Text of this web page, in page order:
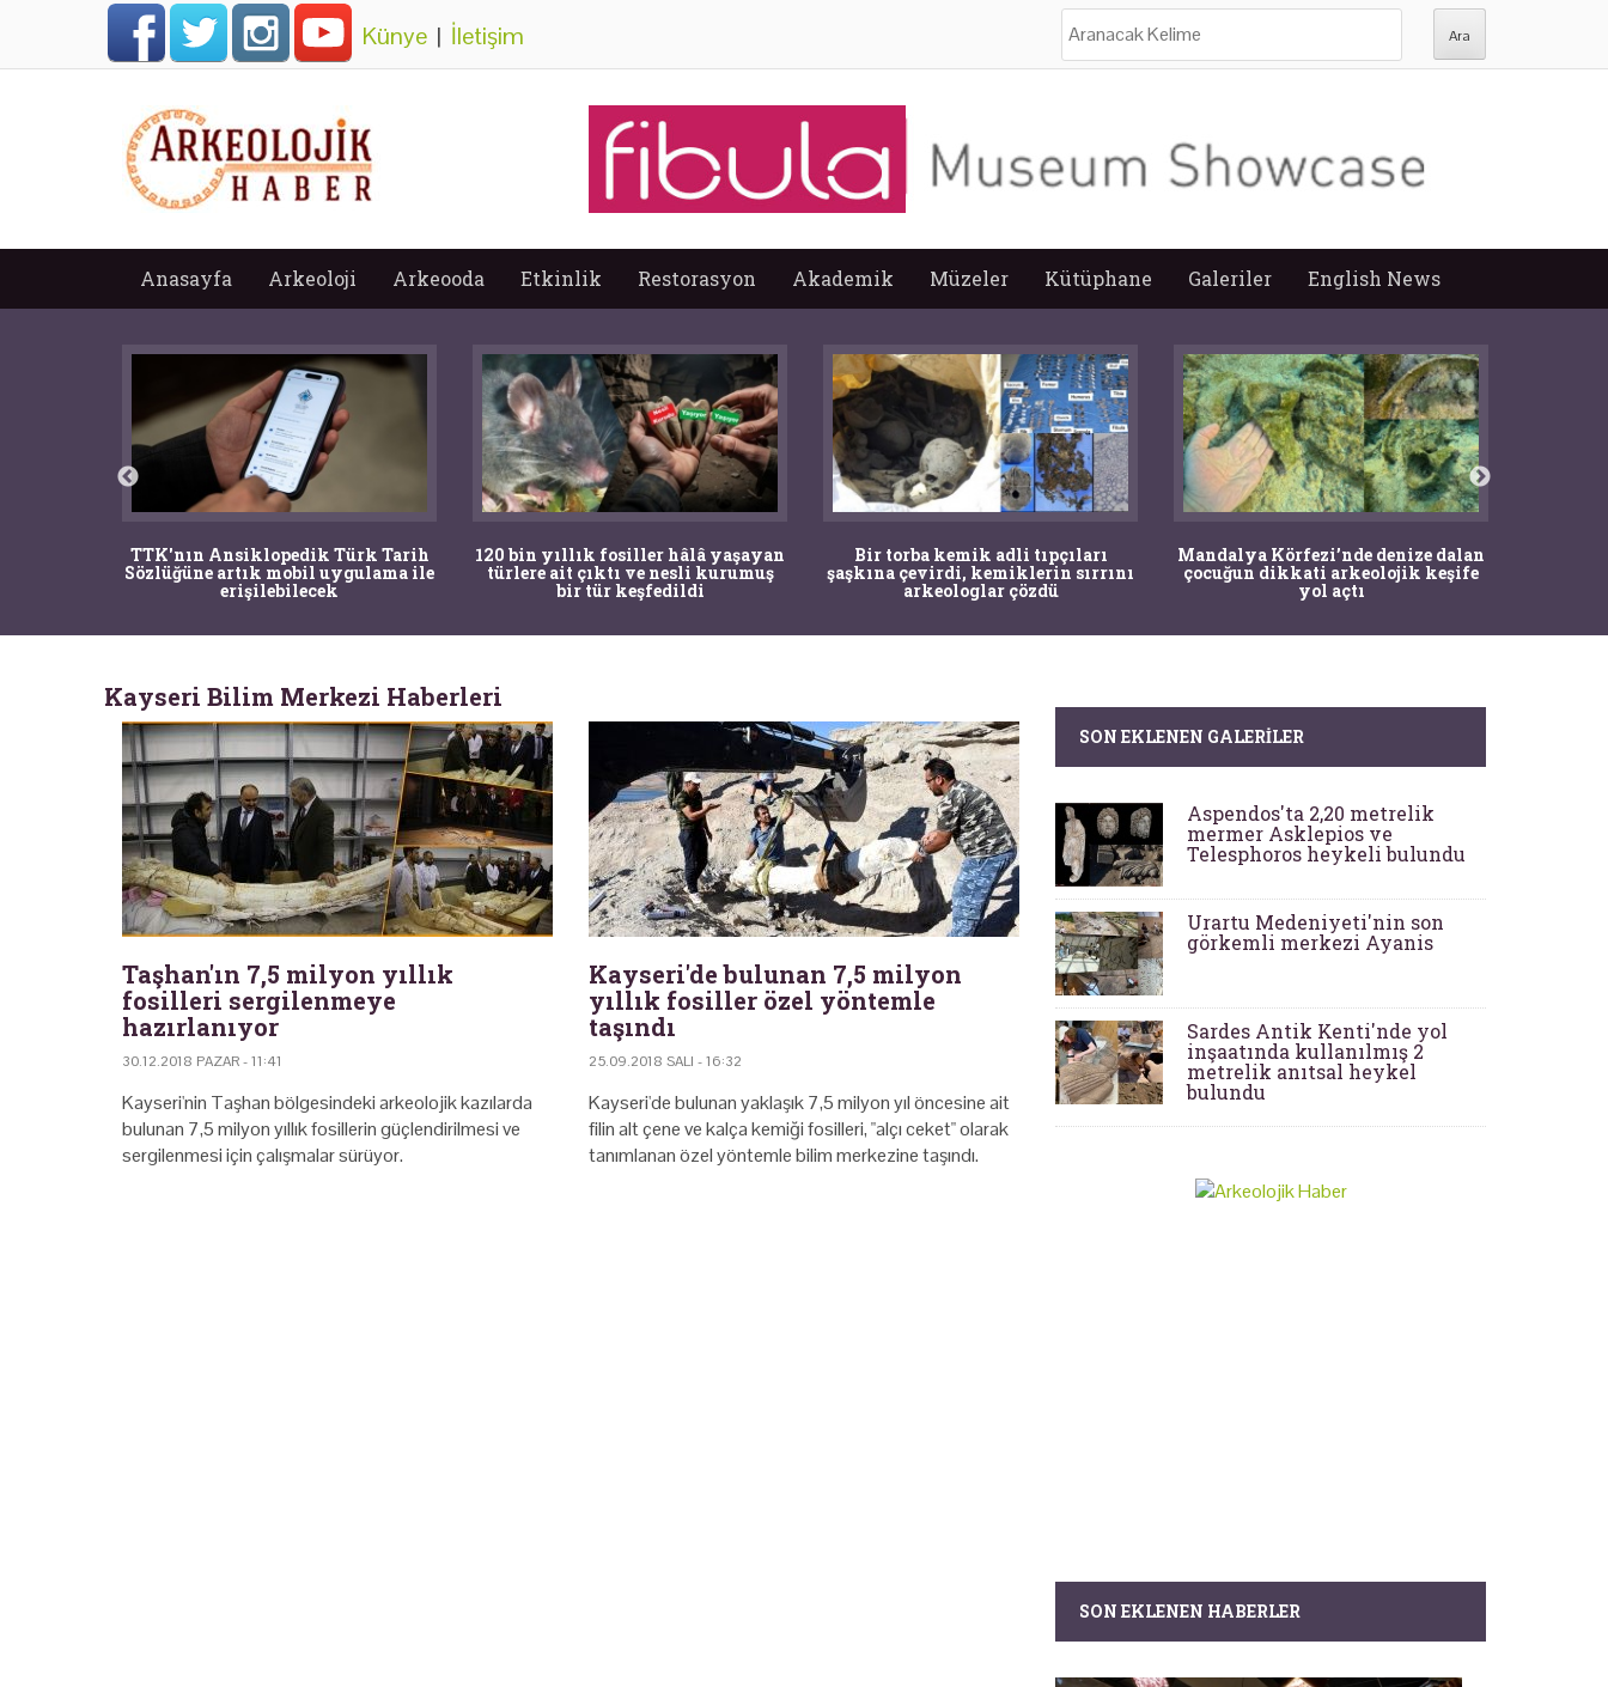
Künye | İletişim
Anasayfa Arkeoloji Arkeooda Etkinlik Restorasyon Akademik Müzeler Kütüphane Galeriler English News
TTK'nın Ansiklopedik Türk Tarih
Sözlüğüne artık mobil uygulama ile
erişilebilecek
120 bin yıllık fosiller hâlâ yaşayan
türlere ait çıktı ve nesli kurumuş
bir tür keşfedildi
Bir torba kemik adli tıpçıları
şaşkına çevirdi, kemiklerin sırrını
arkeologlar çözdü
Mandalya Körfezi’nde denize dalan
çocuğun dikkati arkeolojik keşife
yol açtı
Kayseri Bilim Merkezi Haberleri
Taşhan'ın 7,5 milyon yıllık
fosilleri sergilenmeye
hazırlanıyor
30.12.2018 PAZAR - 11:41
Kayseri'nin Taşhan bölgesindeki arkeolojik kazılarda
bulunan 7,5 milyon yıllık fosillerin güçlendirilmesi ve
sergilenmesi için çalışmalar sürüyor.
Kayseri'de bulunan 7,5 milyon
yıllık fosiller özel yöntemle
taşındı
25.09.2018 SALI - 16:32
Kayseri'de bulunan yaklaşık 7,5 milyon yıl öncesine ait
filin alt çene ve kalça kemiği fosilleri, "alçı ceket" olarak
tanımlanan özel yöntemle bilim merkezine taşındı.
SON EKLENEN GALERILER
Aspendos'ta 2,20 metrelik
mermer Asklepios ve
Telesphoros heykeli bulundu
Urartu Medeniyeti'nin son
görkemli merkezi Ayanis
Sardes Antik Kenti'nde yol
inşaatında kullanılmış 2
metrelik anıtsal heykel
bulundu
SON EKLENEN HABERLER